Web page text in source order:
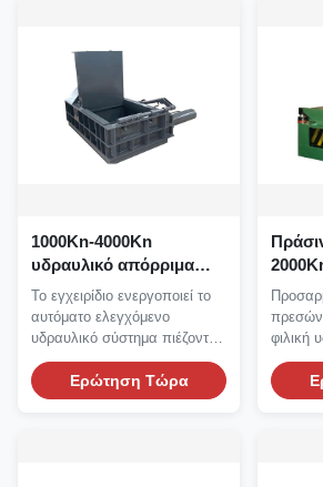
1000Kn-4000Kn
υδραυλικό απόρριμα
που συσκευάζει
αυτόματο μηχανών
Τύπου ελεγχόμενο
Το εγχειρίδιο ενεργοποιεί το
αυτόματο ελεγχόμενο
υδραυλικό σύστημα πιέζοντας
μηχανών απορρίματος...
Ερώτηση Τώρα
πρέσα
φιλική
πρέσα